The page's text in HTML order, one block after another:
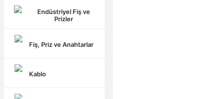
Endüstriyel Fiş ve
Prizler
Fiş, Priz ve Anahtarlar
Kablo